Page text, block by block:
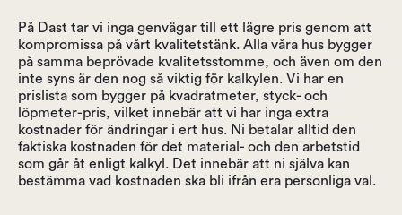
På Dast tar vi inga genvägar till ett lägre pris genom att
kompromissa på vårt kvalitetstänk. Alla våra hus bygger
på samma beprövade kvalitetsstomme, och även om den
inte syns är den nog så viktig för kalkylen. Vi har en
prislista som bygger på kvadratmeter, styck- och
löpmeter-pris, vilket innebär att vi har inga extra
kostnader för ändringar i ert hus. Ni betalar alltid den
faktiska kostnaden för det material- och den arbetstid
som går åt enligt kalkyl. Det innebär att ni själva kan
bestämma vad kostnaden ska bli ifrån era personliga val.